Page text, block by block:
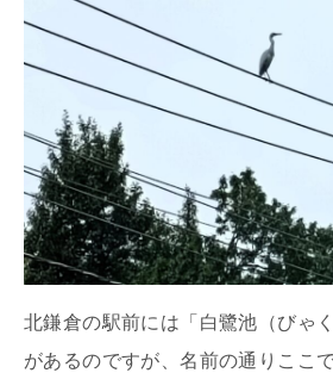
北鎌倉の駅前には「白鷺池（びゃ
があるのですが、名前の通りここ